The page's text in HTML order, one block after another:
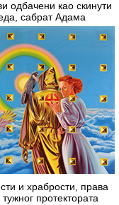
одбачени као скинути
сабрат Адама
и храбрости, права
протектората